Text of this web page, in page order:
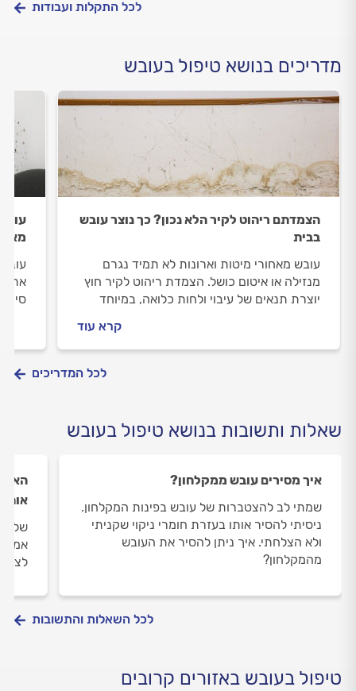
לכל התקלות ועבודות
מדריכים בנושא טיפול בעובש
הצמדתם ריהוט לקיר הלא נכון? כך נוצר עובש
בבית
עובש מאחורי מיטות וארונות לא תמיד נגרם
מנזילה או איטום כושל. הצמדת ריהוט לקיר חוץ
יוצרת תנאים של עיבוי ולחות כלואה, במיוחד
קרא עוד
את
לכל המדריכים
שאלות ותשובות בנושא טיפול בעובש
איך מסירים עובש ממקלחון?
שמתי לב להצטברות של עובש בפינות המקלחון.
ניסיתי להסיר אותו בעזרת חומרי ניקוי שקניתי
ולא הצלחתי. איך ניתן להסיר את העובש
מהמקלחון?
האם
אמר
לכל השאלות והתשובות
טיפול בעובש באזורים קרובים